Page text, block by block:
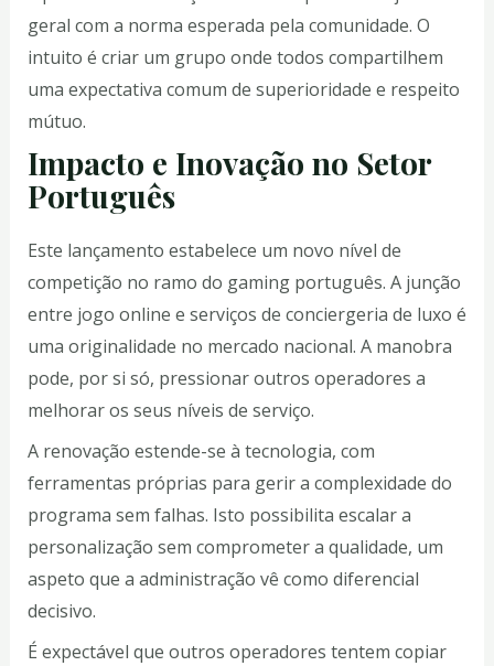
geral com a norma esperada pela comunidade. O
intuito é criar um grupo onde todos compartilhem
uma expectativa comum de superioridade e respeito
mútuo.
Impacto e Inovação no Setor
Português
Este lançamento estabelece um novo nível de
competição no ramo do gaming português. A junção
entre jogo online e serviços de conciergeria de luxo é
uma originalidade no mercado nacional. A manobra
pode, por si só, pressionar outros operadores a
melhorar os seus níveis de serviço.
A renovação estende-se à tecnologia, com
ferramentas próprias para gerir a complexidade do
programa sem falhas. Isto possibilita escalar a
personalização sem comprometer a qualidade, um
aspeto que a administração vê como diferencial
decisivo.
É expectável que outros operadores tentem copiar